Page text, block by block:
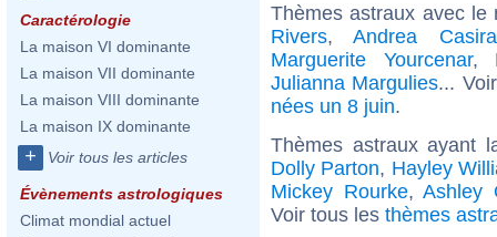
Caractérologie
La maison VI dominante
La maison VII dominante
La maison VIII dominante
La maison IX dominante
+ Voir tous les articles
Évènements astrologiques
Climat mondial actuel
Thèmes astraux avec
Rivers,Andrea
Marguerite Yourcenar,
Julianna Margulies...
nées un 8 juin.
Thèmes astraux ayant
Dolly Parton, Hayley
Mickey Rourke,Ashley
Voir tous les thèmes